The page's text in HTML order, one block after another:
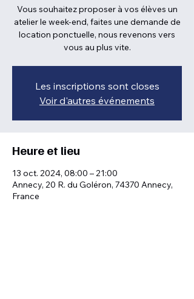
Vous souhaitez proposer à vos élèves un
atelier le week-end, faites une demande de
location ponctuelle, nous revenons vers
vous au plus vite.
Les inscriptions sont closes
Voir d'autres événements
Heure et lieu
13 oct. 2024, 08:00 – 21:00
Annecy, 20 R. du Goléron, 74370 Annecy,
France